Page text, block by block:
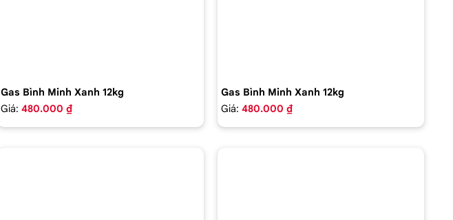
Gas Bình Minh Xanh 12kg
Giá: 480.000 ₫
Gas Bình Minh Xanh 12kg
Giá: 480.000 ₫